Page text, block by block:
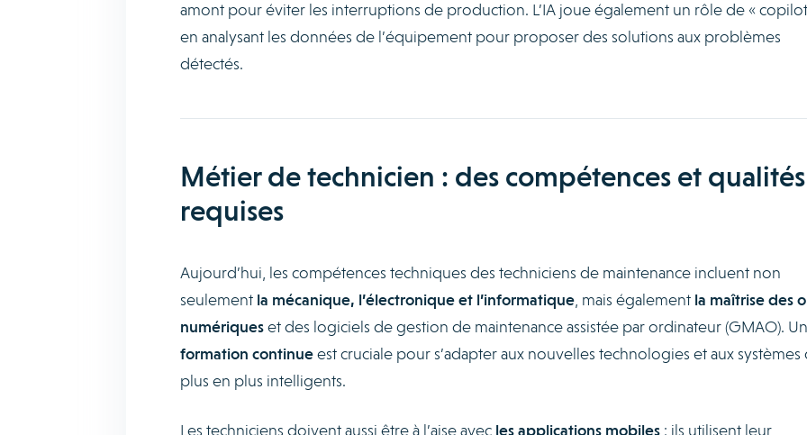
amont pour éviter les interruptions de production. L’IA joue également un rôle de «
en analysant les données de l’équipement pour proposer des solutions aux problèmes
détectés.
Métier de technicien : des compétences et qualités
requises
Aujourd’hui, les compétences techniques des techniciens de maintenance incluent non
seulement la mécanique, l’électronique et l’informatique, mais également la maîtrise des
numériqueset des logiciels de gestion de maintenance assistée par ordinateur (GMAO).
formation continueest cruciale pour s’adapter aux nouvelles technologies et aux systèmes
plus en plus intelligents.
Les techniciens doivent aussi être à l’aise avec les applications mobiles: ils utilisent leur